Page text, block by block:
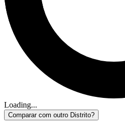
Loading...
Comparar com outro Distrito?